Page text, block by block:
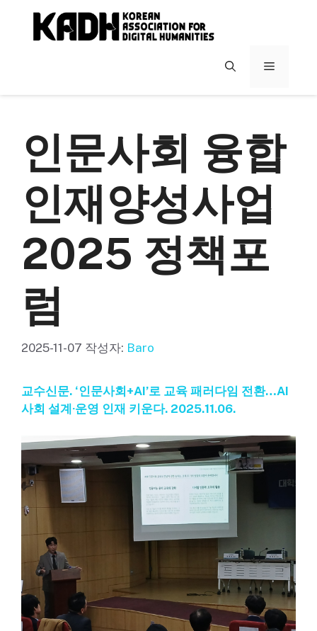
메
인문사회 융합
인재양성사업
2025 정책포
럼
2025-11-07 작성자: Baro
교수신문. ‘인문사회+AI’로 교육 패러다임 전환…AI
사회 설계·운영 인재 키운다. 2025.11.06.